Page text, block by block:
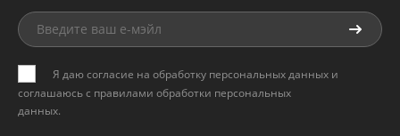
Я даю согласие на обработку персональных данных и
соглашаюсь с правилами обработки персональных
данных.